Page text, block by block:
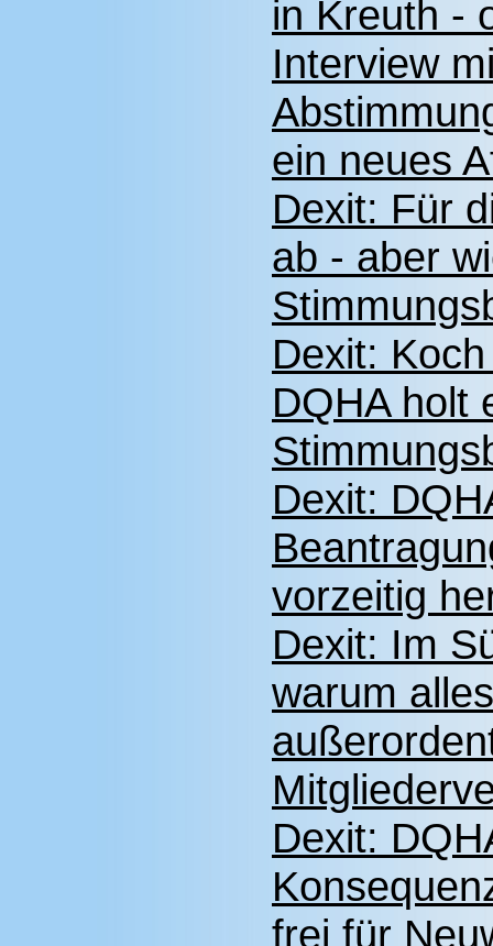
in Kreuth -
Interview
ein neues
Dexit: Für
ab - aber
Dexit:
DQHA holt
Dexit:
vorzeitig
Dexit: Im
warum
Dexit:
frei für